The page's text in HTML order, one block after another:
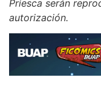
Priesca serán
autorización.